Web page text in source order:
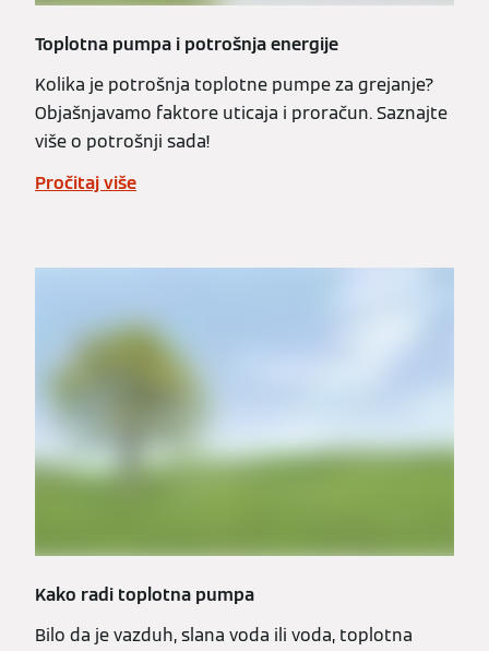
Toplotna pumpa i potrošnja energije
Kolika je potrošnja toplotne pumpe za grejanje?
Objašnjavamo faktore uticaja i proračun. Saznajte
više o potrošnji sada!
Pročitaj više
Kako radi toplotna pumpa
Bilo da je vazduh, slana voda ili voda, toplotna